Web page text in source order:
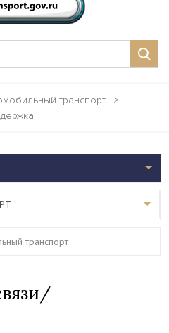
транспорт
>
транспорт